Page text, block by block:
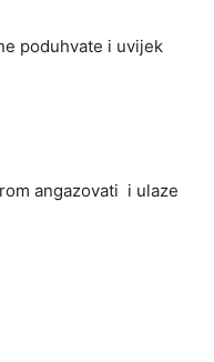
poduhvate i uvijek
angazovati i ulaze